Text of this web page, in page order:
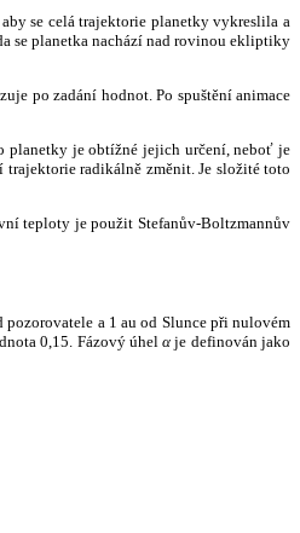
se celá trajektorie planetky vykreslila a
se planetka nachází nad rovinou ekliptiky
po zadání hodnot. Po spuštění animace
planetky je obtížné jejich určení, neboť je
trajektorie radikálně změnit. Je složité toto
teploty je použit Stefanův-Boltzmannův
a 1 au od Slunce při nulovém
0,15. Fázový úhelα je definován jako